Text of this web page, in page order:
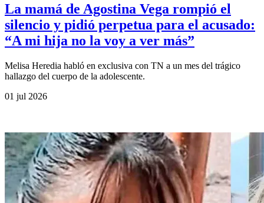
La mamá de Agostina Vega rompió el
silencio y pidió perpetua para el acusado:
“A mi hija no la voy a ver más”
Melisa Heredia habló en exclusiva con TN a un mes del trágico
hallazgo del cuerpo de la adolescente.
01 jul 2026